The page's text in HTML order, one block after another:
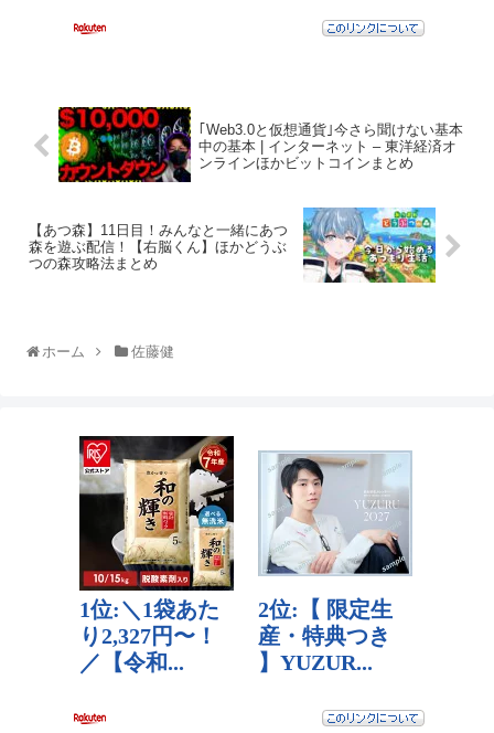
｢Web3.0と仮想通貨｣今さら聞けない基本
中の基本 | インターネット – 東洋経済オ
ンラインほかビットコインまとめ
【あつ森】11日目！みんなと一緒にあつ
森を遊ぶ配信！【右脳くん】ほかどうぶ
つの森攻略法まとめ
ホーム 佐藤健